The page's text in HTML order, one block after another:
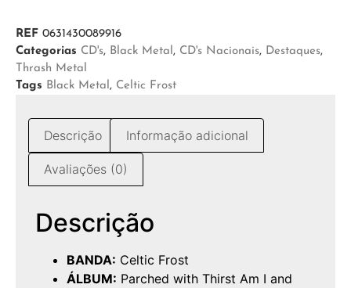
REF 0631430089916
Categorias CD's, Black Metal, CD's Nacionais, Destaques,
Thrash Metal
Tags Black Metal, Celtic Frost
Descrição Informação adicional
Avaliações (0)
Descrição
BANDA: Celtic Frost
ÁLBUM: Parched with Thirst Am I and